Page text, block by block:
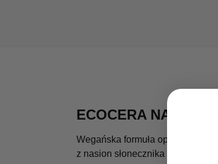
ECOCERA
Wegańska formuła oparta na
z nasion słonecznika i wosku